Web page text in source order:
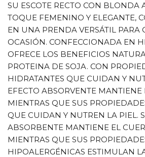
SU ESCOTE RECTO CON BLONDA
TOQUE FEMENINO Y ELEGANTE,
EN UNA PRENDA VERSÁTIL PARA
OCASIÓN. CONFECCIONADA EN
OFRECE LOS BENEFICIOS
PROTEINA DE SOJA. CON
HIDRATANTES QUE CUIDAN Y
EFECTO ABSORVENTE MANTIENE
MIENTRAS QUE SUS
QUE CUIDAN Y NUTREN LA PIEL.
ABSORBENTE MANTIENE EL
MIENTRAS QUE SUS
HIPOALERGÉNICAS ESTIMULAN